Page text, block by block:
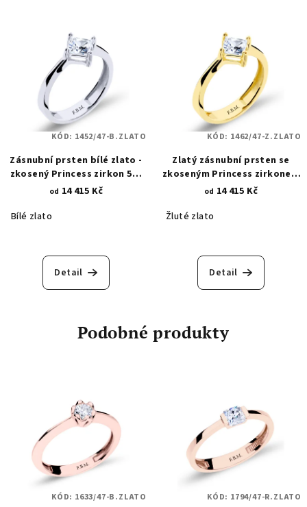
Zásnubní prsten bílé zlato -
zkosený Princess zirkon 5x5
mm 1452
od 14 415 Kč
Bílé zlato
Detail
KÓD: 1452/47-B.ZLATO
Zlatý zásnubní prsten se
zkoseným Princess zirkonem
5x5 mm 1462
od 14 415 Kč
Žluté zlato
Detail
KÓD: 1462/47-Z.ZLATO
Podobné produkty
KÓD: 1633/47-B.ZLATO KÓD: 1794/47-R.ZLATO